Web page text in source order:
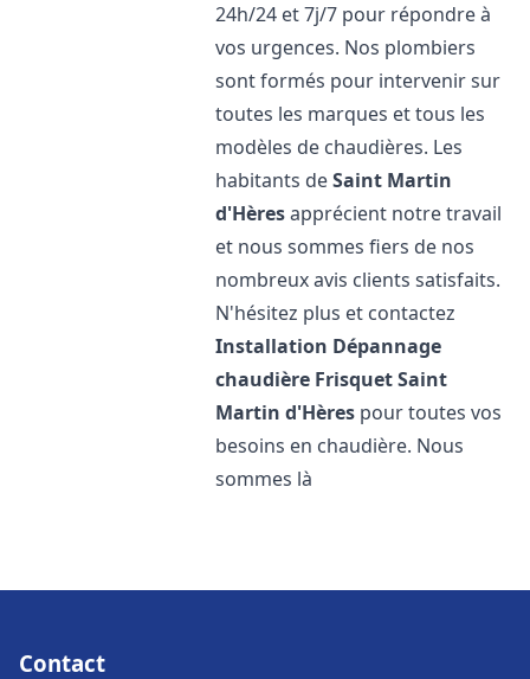
24h/24 et 7j/7 pour répondre à
vos urgences. Nos plombiers
sont formés pour intervenir sur
toutes les marques et tous les
modèles de chaudières. Les
habitants deSaint Martin
d'Hèresapprécient notre travail
et nous sommes fiers de nos
nombreux avis clients satisfaits.
N'hésitez plus et contactez
Installation Dépannage
chaudière FrisquetSaint
Martin d'Hères pour toutes vos
besoins en chaudière. Nous
sommes là
Contact